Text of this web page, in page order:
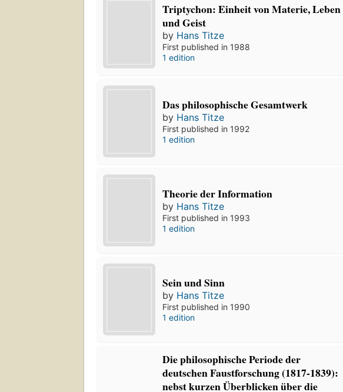
Triptychon: Einheit von Materie, Leben
und Geist
by Hans Titze
First published in 1988
1 edition
Das philosophische Gesamtwerk
by Hans Titze
First published in 1992
1 edition
Theorie der Information
by Hans Titze
First published in 1993
1 edition
Sein und Sinn
by Hans Titze
First published in 1990
1 edition
Die philosophische Periode der
deutschen Faustforschung (1817-1839):
nebst kurzen Überblicken über die